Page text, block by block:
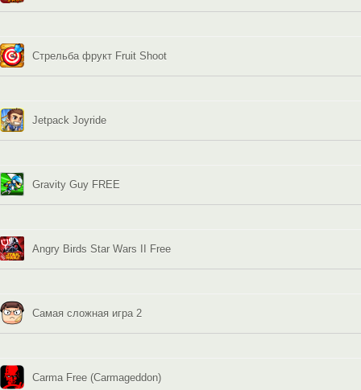
Стрельба фрукт Fruit Shoot
Jetpack Joyride
Gravity Guy FREE
Angry Birds Star Wars II Free
Самая сложная игра 2
Carma Free (Carmageddon)